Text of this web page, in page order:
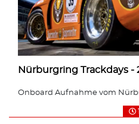
Nürburgring Trackdays -
Onboard Aufnahme vom